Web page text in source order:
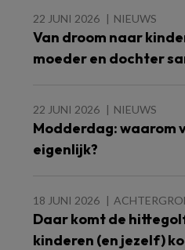
22 JUNI 2026 NIEUWS
Van droom naar
moeder en dochter
22 JUNI 2026 NIEUWS
Modderdag: waarom
eigenlijk?
18 JUNI 2026
Daar komt de
kinderen (en jezelf)